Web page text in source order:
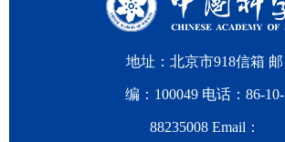
地址：北京市918信箱 邮
编：100049 电话：86-10-
88235008 Email：